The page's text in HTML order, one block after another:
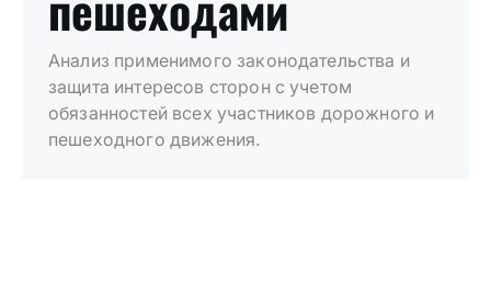
пешеходами
Анализ применимого законодательства и
защита интересов сторон с учетом
обязанностей всех участников дорожного и
пешеходного движения.